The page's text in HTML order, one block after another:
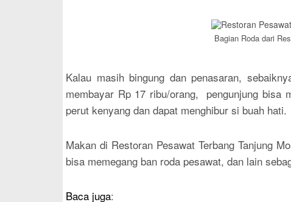
Bagian Roda dari
Kalau masih bingung dan penasaran,
membayar Rp 17 ribu/orang, pengunjung bisa
perut kenyang dan dapat menghibur si buah hati.
Makan di Restoran Pesawat Terbang Tanjung
bisa memegang ban roda pesawat, dan lain
Baca juga: